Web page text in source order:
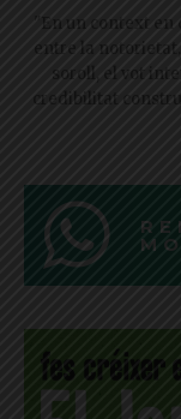
"En un context en
entre la
soroll, el vot
credibilitat